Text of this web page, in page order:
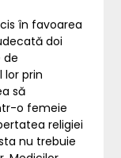
în favoarea
doi
de
lor prin
să
o femeie
religiei
nu trebuie